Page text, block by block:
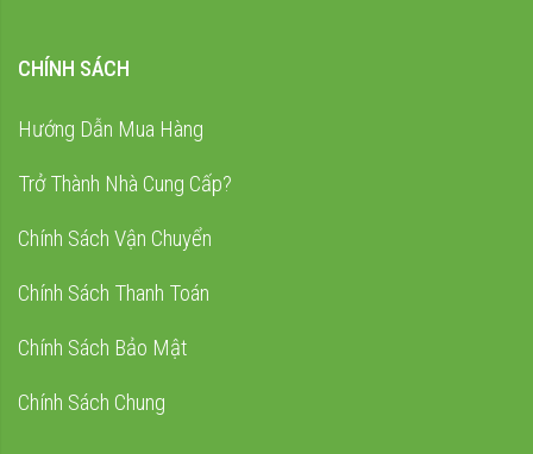
CHÍNH SÁCH
Hướng Dẫn Mua Hàng
Trở Thành Nhà Cung Cấp?
Chính Sách Vận Chuyển
Chính Sách Thanh Toán
Chính Sách Bảo Mật
Chính Sách Chung